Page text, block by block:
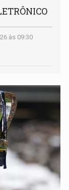
às 09:30